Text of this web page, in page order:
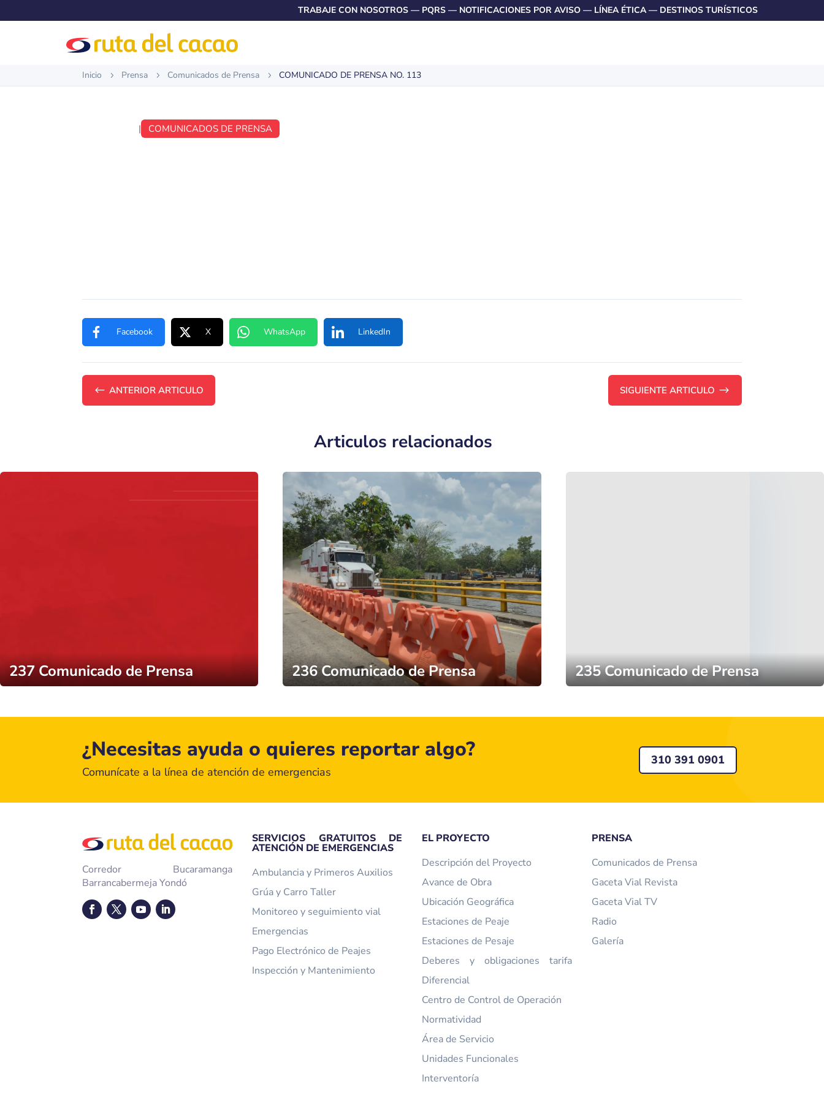
TRABAJE CON NOSOTROS — PQRS — NOTIFICACIONES POR AVISO — LÍNEA ÉTICA— DESTINOS TURÍSTICOS
Inicio 5 Prensa 5 Comunicados de Prensa 5 COMUNICADO DE PRENSA NO. 113
| COMUNICADOS DE PRENSA
Facebook X WhatsApp LinkedIn
# ANTERIOR ARTICULO SIGUIENTE ARTICULO $
Articulos relacionados
237 Comunicado de Prensa 236 Comunicado de Prensa 235 Comunicado de Prensa
¿Necesitas ayuda o quieres reportar algo?
Comunícate a la línea de atención de emergencias
310 391 0901
Corredor Bucaramanga
Barrancabermeja Yondó
SERVICIOS GRATUITOS DE
ATENCIÓN DE EMERGENCIAS
Ambulancia y Primeros Auxilios
Grúa y Carro Taller
Monitoreo y seguimiento vial
Emergencias
Pago Electrónico de Peajes
Inspección y Mantenimiento
EL PROYECTO
Descripción del Proyecto
Avance de Obra
Ubicación Geográfica
Estaciones de Peaje
Estaciones de Pesaje
Deberes y obligaciones tarifa
Diferencial
Centro de Control de Operación
Normatividad
Área de Servicio
Unidades Funcionales
Interventoría
PRENSA
Comunicados de Prensa
Gaceta Vial Revista
Gaceta Vial TV
Radio
Galería